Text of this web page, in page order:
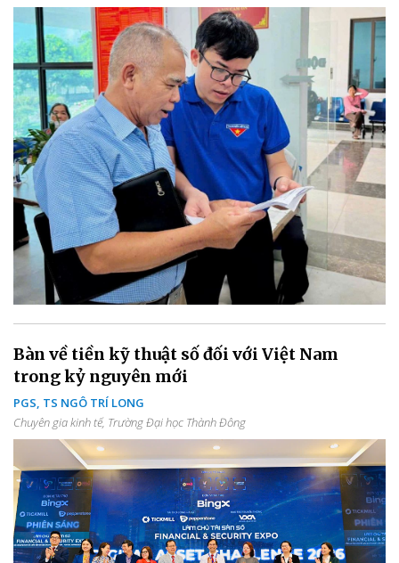
Bàn về tiền kỹ thuật số đối với Việt Nam
trong kỷ nguyên mới
PGS, TS NGÔ TRÍ LONG
Chuyên gia kinh tế, Trường Đại học Thành Đông